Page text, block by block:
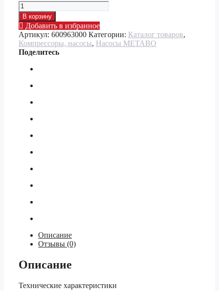
Количество
товара
P
3300
G
садовый
насос
900Вт,
чугун
В корзину
Добавить в избранное
Артикул: 600963000 Категории: Каталог товаров,
Компрессоры, насосы, Насосы METABO
Поделитесь
Описание
Отзывы (0)
Описание
Технические характеристики